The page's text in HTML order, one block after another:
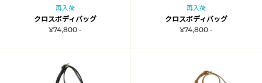
再入荷
クロスボディバッグ
¥74,800 -
再入荷
クロスボディバッグ
¥74,800 -